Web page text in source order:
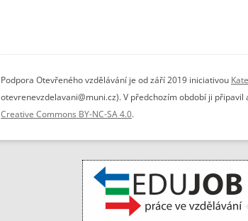
Podpora Otevřeného vzdělávání je od září 2019 iniciativou
otevrenevzdelavani@muni.cz). V předchozím období ji připavil
Creative Commons BY-NC-SA 4.0.